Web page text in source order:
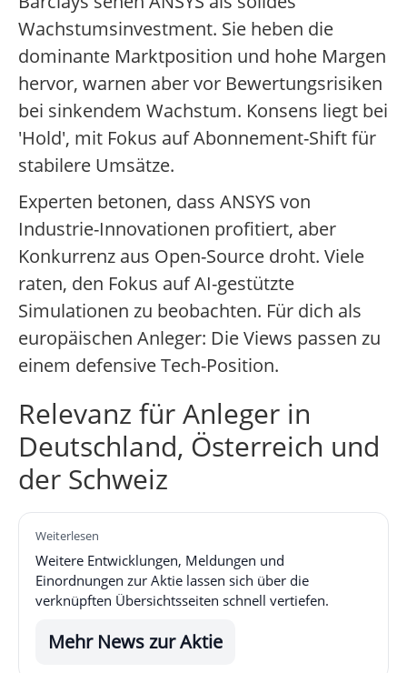
Wachstumsinvestment. Sie heben die
dominante Marktposition und hohe Margen
hervor, warnen aber vor Bewertungsrisiken
bei sinkendem Wachstum. Konsens liegt bei
'Hold', mit Fokus auf Abonnement-Shift für
stabilere Umsätze.
Experten betonen, dass ANSYS von
Industrie-Innovationen profitiert, aber
Konkurrenz aus Open-Source droht. Viele
raten, den Fokus auf AI-gestützte
Simulationen zu beobachten. Für dich als
europäischen Anleger: Die Views passen zu
einem defensive Tech-Position.
Relevanz für Anleger in
Deutschland, Österreich und
der Schweiz
Weiterlesen
Weitere Entwicklungen, Meldungen und
Einordnungen zur Aktie lassen sich über die
verknüpften Übersichtsseiten schnell vertiefen.
Mehr News zur Aktie